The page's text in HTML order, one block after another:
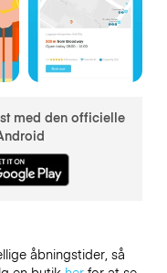
med den officielle
åbningstider, så